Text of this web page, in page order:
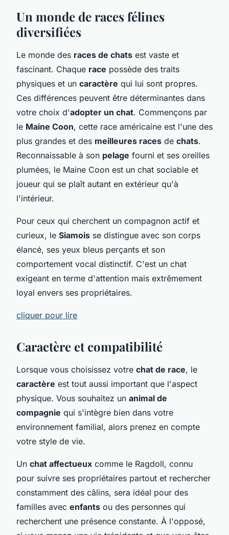
Un monde de races félines
diversifiées
Le monde des races de chats est vaste et
fascinant. Chaque race possède des traits
physiques et un caractère qui lui sont propres.
Ces différences peuvent être déterminantes dans
votre choix d'adopter un chat. Commençons par
le Maine Coon, cette race américaine est l'une des
plus grandes et des meilleures races de chats.
Reconnaissable à son pelage fourni et ses oreilles
plumées, le Maine Coon est un chat sociable et
joueur qui se plaît autant en extérieur qu'à
l'intérieur.
Pour ceux qui cherchent un compagnon actif et
curieux, le Siamois se distingue avec son corps
élancé, ses yeux bleus perçants et son
comportement vocal distinctif. C'est un chat
exigeant en terme d'attention mais extrêmement
loyal envers ses propriétaires.
cliquer pour lire
Caractère et compatibilité
Lorsque vous choisissez votre chat de race, le
caractère est tout aussi important que l'aspect
physique. Vous souhaitez un animal de
compagnie qui s'intègre bien dans votre
environnement familial, alors prenez en compte
votre style de vie.
Un chat affectueux comme le Ragdoll, connu
pour suivre ses propriétaires partout et rechercher
constamment des câlins, sera idéal pour des
familles avec enfants ou des personnes qui
recherchent une présence constante. À l'opposé,